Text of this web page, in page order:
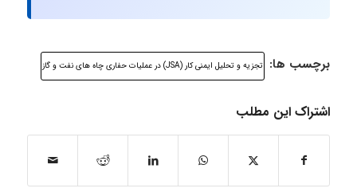
برچسب ها: تجزیه و تحلیل ایمنی کار (JSA) در عملیات حفاری چاه های نفت و گاز
اشتراک این مطلب